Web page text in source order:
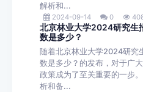
解析和...
2024-09-14 0
北京林业大学2024研究生
数是多少？
随着北京林业大学2024研究
数是多少？的发布，对于广
政策成为了至关重要的一步
析和备...